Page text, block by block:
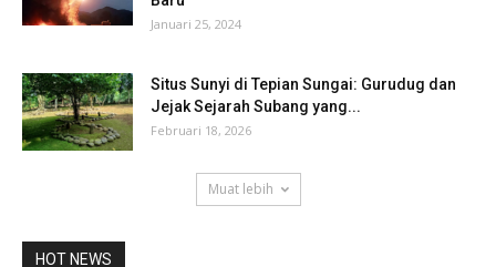
Januari 25, 2024
Situs Sunyi di Tepian Sungai: Gurudug dan
Jejak Sejarah Subang yang...
Februari 18, 2026
Muat lebih
HOT NEWS